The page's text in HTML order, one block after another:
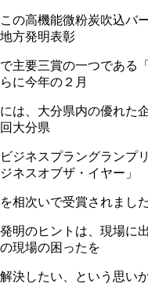
この高機能微粉炭吹込バ
地方発明表彰
で主要三賞の一つである
らに今年の２月
には、大分県内の優れた
回大分県
ビジネスプラングランプ
ジネスオブザ・イヤー」
を相次いで受賞されました
発明のヒントは、現場に
の現場の困ったを
解決したい、という思い